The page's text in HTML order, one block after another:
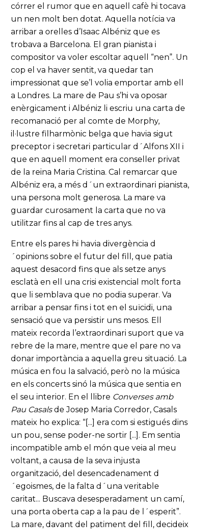
córrer el rumor que en aquell cafè hi tocava
un nen molt ben dotat. Aquella notícia va
arribar a orelles d’Isaac Albéniz que es
trobava a Barcelona. El gran pianista i
compositor va voler escoltar aquell “nen”. Un
cop el va haver sentit, va quedar tan
impressionat que se’l volia emportar amb ell
a Londres. La mare de Pau s’hi va oposar
enèrgicament i Albéniz li escriu una carta de
recomanació per al comte de Morphy,
il·lustre filharmònic belga que havia sigut
preceptor i secretari particular d´Alfons XII i
que en aquell moment era conseller privat
de la reina Maria Cristina. Cal remarcar que
Albéniz era, a més d´un extraordinari pianista,
una persona molt generosa. La mare va
guardar curosament la carta que no va
utilitzar fins al cap de tres anys.
Entre els pares hi havia divergència d
´opinions sobre el futur del fill, que patia
aquest desacord fins que als setze anys
esclatà en ell una crisi existencial molt forta
que li semblava que no podia superar. Va
arribar a pensar fins i tot en el suïcidi, una
sensació que va persistir uns mesos. Ell
mateix recorda l’extraordinari suport que va
rebre de la mare, mentre que el pare no va
donar importància a aquella greu situació. La
música en fou la salvació, però no la música
en els concerts sinó la música que sentia en
el seu interior. En el llibre Converses amb
Pau Casalsde Josep Maria Corredor, Casals
mateix ho explica: “[...] era com si estigués dins
un pou, sense poder-ne sortir [...]. Em sentia
incompatible amb el món que veia al meu
voltant, a causa de la seva injusta
organització, del desencadenament d
´egoismes, de la falta d´una veritable
caritat... Buscava desesperadament un camí,
una porta oberta cap a la pau de l´esperit”.
La mare, davant del patiment del fill, decideix